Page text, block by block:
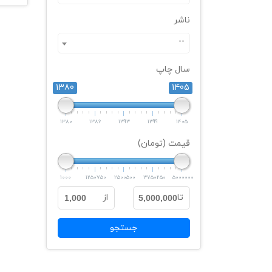
ناشر
--
سال چاپ
1380
1405
1380 1386 1393 1399 1405
قیمت (تومان)
1000 1250750 2500500 3750250 5000000
تا5,000,000 از 1,000
جستجو